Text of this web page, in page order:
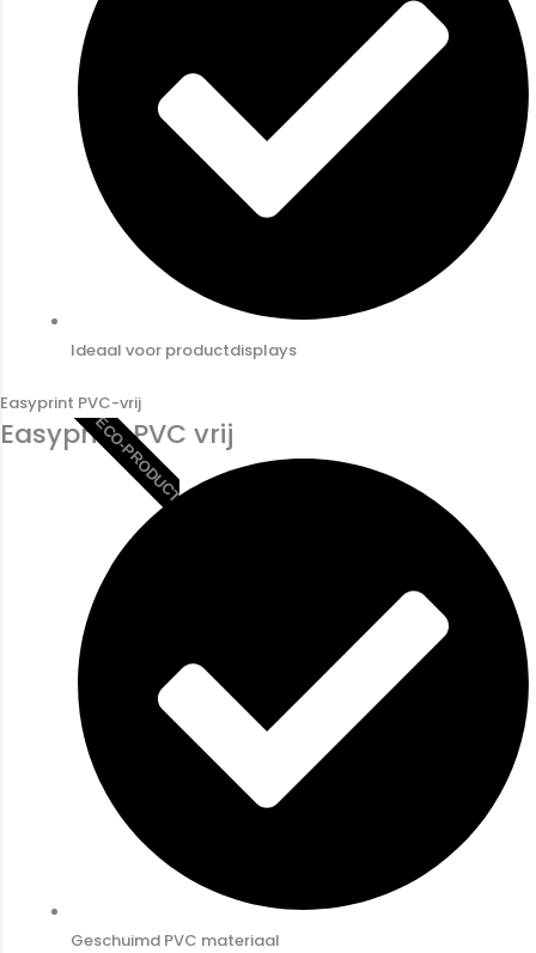
Ideaal voor productdisplays
Easyprint PVC-vrij
ECO-PRODUCT
Easyprint PVC vrij
Geschuimd PVC materiaal